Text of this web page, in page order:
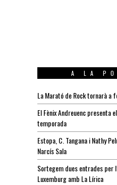
A LA
La Marató de Rock tornarà
El Fènix Andreuenc presenta
temporada
Estopa, C. Tangana i Nathy
Narcís Sala
Sortegem dues entrades per
Luxemburg amb La Lírica